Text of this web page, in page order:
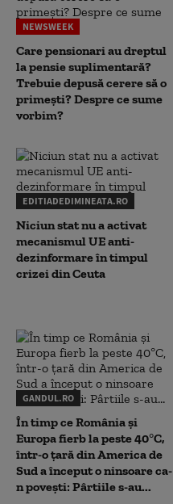
NEWSWEEK
Care pensionari au dreptul
la pensie suplimentară?
Trebuie depusă cerere să o
primești? Despre ce sume
vorbim?
EDITIADEDIMINEATA.RO
Niciun stat nu a activat
mecanismul UE anti-
dezinformare în timpul
crizei din Ceuta
GANDUL.RO
În timp ce România și
Europa fierb la peste 40°C,
într-o țară din America de
Sud a început o ninsoare ca-
n povești: Pârtiile s-au...